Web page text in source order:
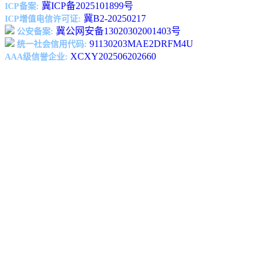
ICP备案: 冀ICP备2025101899号
ICP增值电信许可证: 冀B2-20250217
公安备案: 冀公网安备13020302001403号
统一社会信用代码: 91130203MAE2DRFM4U
AAA级信誉企业: XCXY202506202660